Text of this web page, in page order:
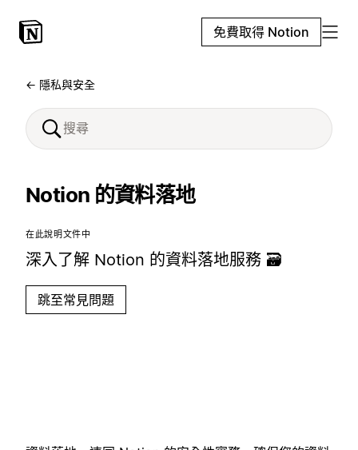
免費取得 Notion
← 隱私與安全
Notion 的資料落地
在此說明文件中
深入了解 Notion 的資料落地服務 🗃️
跳至常見問題